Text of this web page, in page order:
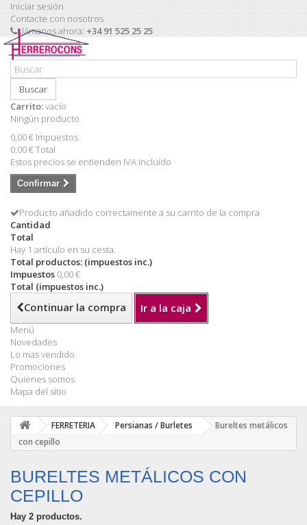
Iniciar sesión
Contacte con nosotros
Llámanos ahora: +34 91 525 25 25
Buscar
Carrito:vacío
Ningún producto
0,00 € Impuestos
0,00 €Total
Estos precios se entienden IVA incluído
Confirmar
Producto añadido correctamente a su carrito de la compra
Cantidad
Total
Hay 1 artículo en su cesta.
Total productos: (impuestos inc.)
Impuestos 0,00 €
Total (impuestos inc.)
Continuar la compra Ir a la caja
Menú
Novedades
Lo mas vendido
Promociones
Quienes somos
Mapa del sitio
FERRETERIA Persianas / Burletes
Bureltes metálicos
con cepillo
BURELTES METÁLICOS CON
CEPILLO
Hay 2 productos.